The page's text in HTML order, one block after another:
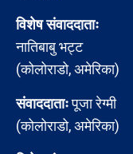
विशेष संवाददाताः
नातिबाबु भट्ट
(कोलोराडो, अमेरिका)
संवाददाताःपूजा रेग्मी
(कोलोराडो, अमेरिका)